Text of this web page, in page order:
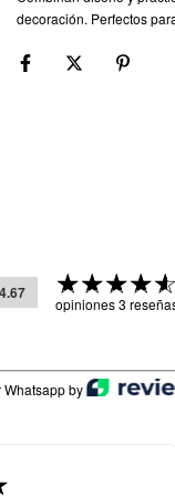
decoración. Perfectos
4.67
opiniones 3
by